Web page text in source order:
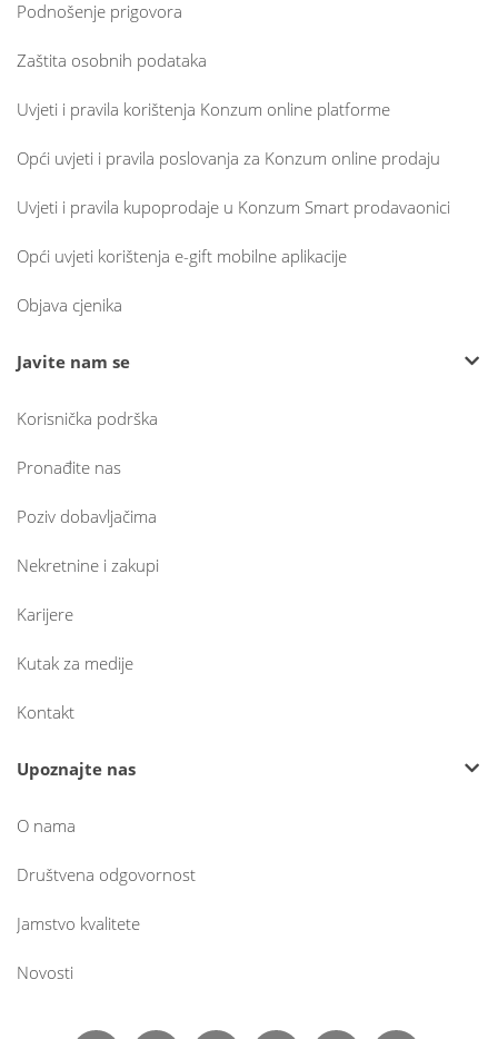
Podnošenje prigovora
Zaštita osobnih podataka
Uvjeti i pravila korištenja Konzum online platforme
Opći uvjeti i pravila poslovanja za Konzum online prodaju
Uvjeti i pravila kupoprodaje u Konzum Smart prodavaonici
Opći uvjeti korištenja e-gift mobilne aplikacije
Objava cjenika
Javite nam se
Korisnička podrška
Pronađite nas
Poziv dobavljačima
Nekretnine i zakupi
Karijere
Kutak za medije
Kontakt
Upoznajte nas
O nama
Društvena odgovornost
Jamstvo kvalitete
Novosti